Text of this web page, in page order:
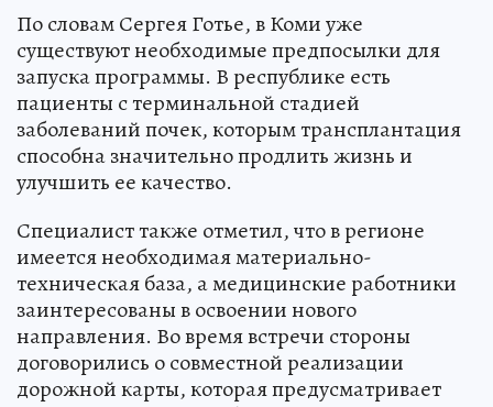
По словам Сергея Готье, в Коми уже
существуют необходимые предпосылки для
запуска программы. В республике есть
пациенты с терминальной стадией
заболеваний почек, которым трансплантация
способна значительно продлить жизнь и
улучшить ее качество.
Специалист также отметил, что в регионе
имеется необходимая материально-
техническая база, а медицинские работники
заинтересованы в освоении нового
направления. Во время встречи стороны
договорились о совместной реализации
дорожной карты, которая предусматривает